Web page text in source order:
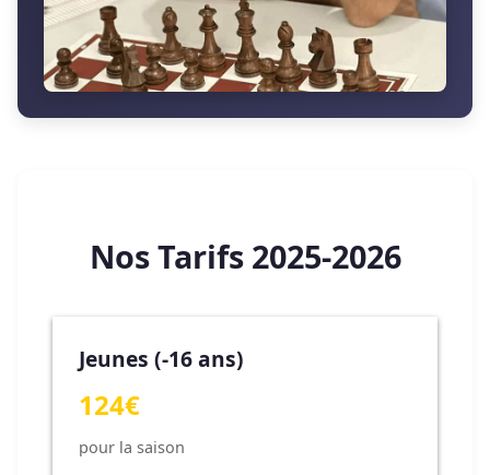
Nos Tarifs 2025-2026
Jeunes (-16 ans)
124€
pour la saison